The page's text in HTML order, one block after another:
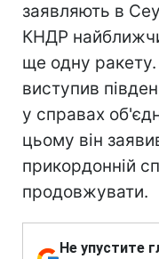
заявляють в
КНДР
ще одну
виступив
у справах
цьому він
прикордонній
продовжувати.
Не упустите